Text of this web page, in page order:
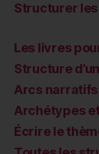
Structurer
Les livres
Structure
Arcs
Archétypes
Écrire le